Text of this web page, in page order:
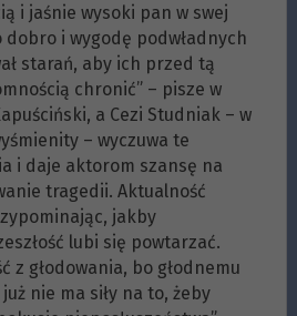
i jaśnie wysoki pan w swej
i wygodę podwładnych
starań, aby ich przed tą
chronić” – pisze w
a Cezi Studniak – w
– wyczuwa te
i daje aktorom szansę na
tragedii. Aktualność
jakby
lubi się powtarzać.
z głodowania, bo głodnemu
nie ma siły na to, żeby